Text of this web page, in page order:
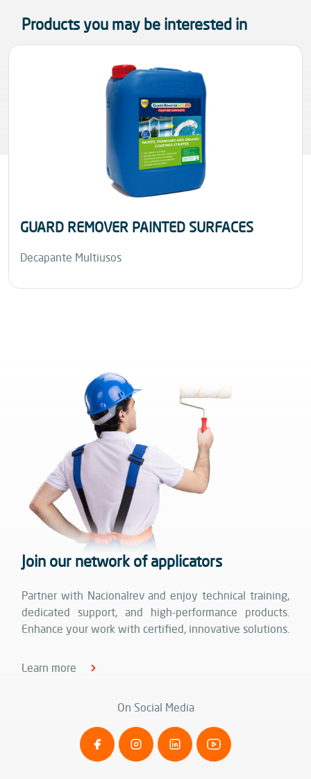
Products you may be interested in
GUARD REMOVER PAINTED SURFACES
Decapante Multiusos
Join our network of applicators
Partner with Nacionalrev and enjoy technical training,
dedicated support, and high-performance products.
Enhance your work with certified, innovative solutions.
Learn more
On Social Media